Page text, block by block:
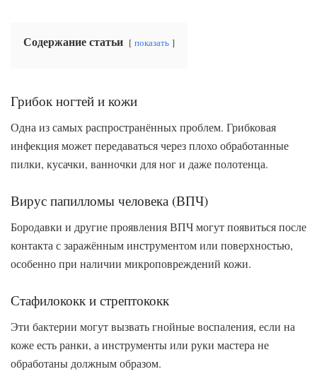
Содержание статьи показать
Грибок ногтей и кожи
Одна из самых распространённых проблем. Грибковая
инфекция может передаваться через плохо обработанные
пилки, кусачки, ванночки для ног и даже полотенца.
Вирус папилломы человека (ВПЧ)
Бородавки и другие проявления ВПЧ могут появиться после
контакта с заражённым инструментом или поверхностью,
особенно при наличии микроповреждений кожи.
Стафилококк и стрептококк
Эти бактерии могут вызвать гнойные воспаления, если на
коже есть ранки, а инструменты или руки мастера не
обработаны должным образом.